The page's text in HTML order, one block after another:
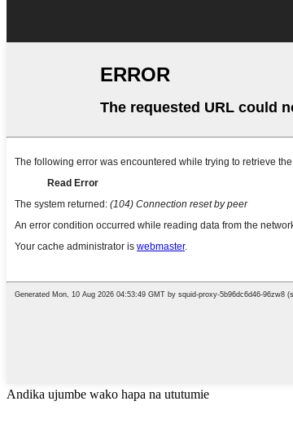
Andika ujumbe wako hapa na ututumie